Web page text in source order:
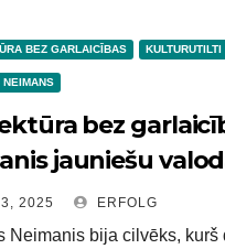
BEZ GARLAICĪBAS KULTURUTILTI
bez
jauniešu
2025 ERFOLG
Neimanis bija cilvēks, kurš